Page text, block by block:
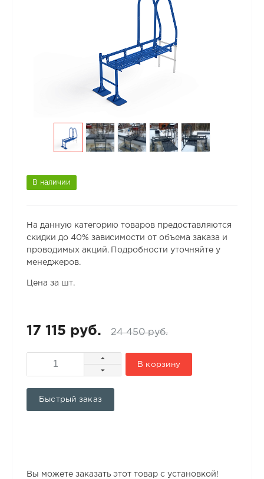
В наличии
На данную категорию товаров предоставляются
скидки до 40% зависимости от объема заказа и
проводимых акций. Подробности уточняйте у
менеджеров.
Цена за шт.
17 115 руб. 24 450 руб.
В корзину
Быстрый заказ
Вы можете заказать этот товар с установкой!